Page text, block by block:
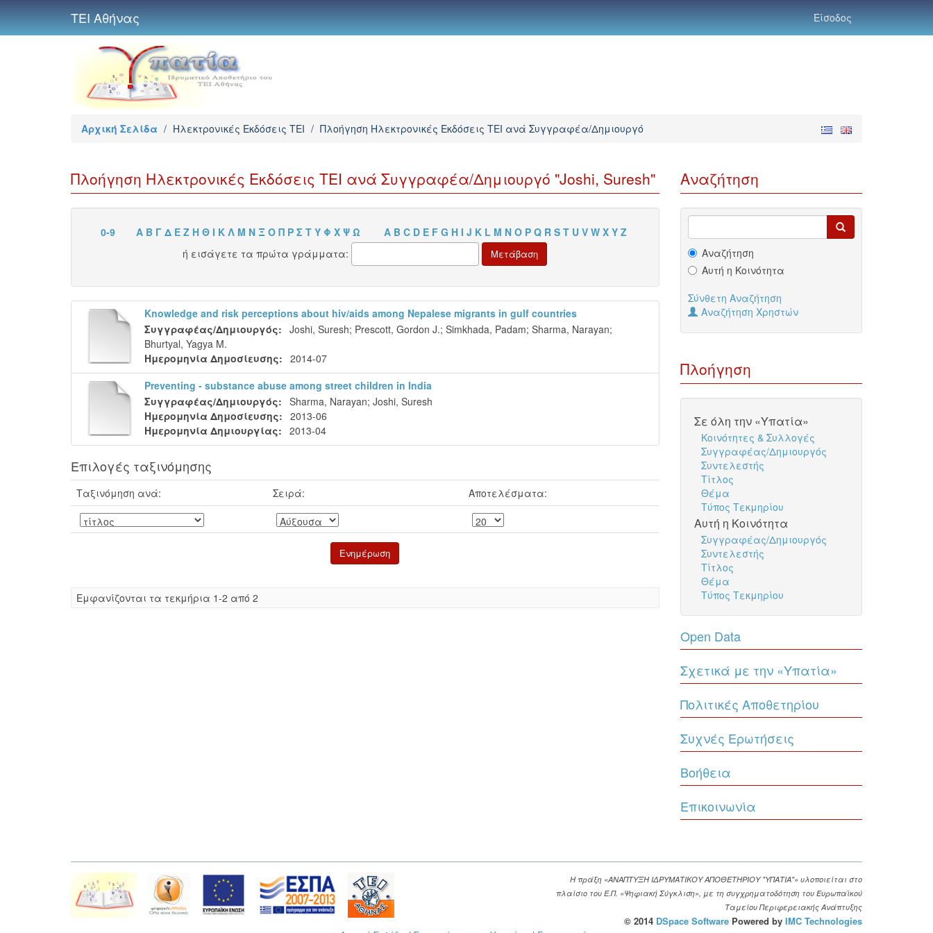
ΤΕΙ Αθήνας Είσοδος
Αρχική Σελίδα / Ηλεκτρονικές Εκδόσεις TEI / Πλοήγηση Ηλεκτρονικές Εκδόσεις TEI ανά Συγγραφέα/Δημιουργό
Πλοήγηση Ηλεκτρονικές Εκδόσεις TEI ανά Συγγραφέα/Δημιουργό "Joshi, Suresh"
0-9 Α Β Γ Δ Ε Ζ Η Θ Ι Κ Λ Μ Ν Ξ Ο Π Ρ Σ Τ Υ Φ Χ Ψ Ω A B C D E F G H I J K L M N O P Q R S T U V W X Y Z
ή εισάγετε τα πρώτα γράμματα:
Knowledge and risk perceptions about hiv/aids among Nepalese migrants in gulf countries
Συγγραφέας/Δημιουργός: Joshi, Suresh; Prescott, Gordon J.; Simkhada, Padam; Sharma, Narayan;
Bhurtyal, Yagya M.
Ημερομηνία Δημοσίευσης: 2014-07
Preventing ‐ substance abuse among street children in India
Συγγραφέας/Δημιουργός: Sharma, Narayan; Joshi, Suresh
Ημερομηνία Δημοσίευσης: 2013-06
Ημερομηνία Δημιουργίας: 2013-04
Επιλογές ταξινόμησης
Ταξινόμηση ανά: Σειρά: Αποτελέσματα:
Eμφανίζονται τα τεκμήρια 1-2 από 2
Αναζήτηση
Αναζήτηση
Αυτή η Κοινότητα
Σύνθετη Αναζήτηση
Αναζήτηση Χρηστών
Πλοήγηση
Σε όλη την «Υπατία»
Κοινότητες & Συλλογές
Συγγραφέας/Δημιουργός
Συντελεστής
Τίτλος
Θέμα
Τύπος Τεκμηρίου
Αυτή η Κοινότητα
Συγγραφέας/Δημιουργός
Συντελεστής
Τίτλος
Θέμα
Τύπος Τεκμηρίου
Open Data
Σχετικά με την «Υπατία»
Πολιτικές Αποθετηρίου
Συχνές Ερωτήσεις
Βοήθεια
Επικοινωνία
Η πράξη «ΑΝΑΠΤΥΞΗ ΙΔΡΥΜΑΤΙΚΟΥ ΑΠΟΘΕΤΗΡΙΟΥ "ΥΠΑΤΙΑ"» υλοποιείται στο
πλαίσιο του Ε.Π. «Ψηφιακή Σύγκλιση», με τη συγχρηματοδότηση του Ευρωπαϊκού
Ταμείου Περιφερειακής Ανάπτυξης
© 2014 DSpace Software Powered by IMC Technologies